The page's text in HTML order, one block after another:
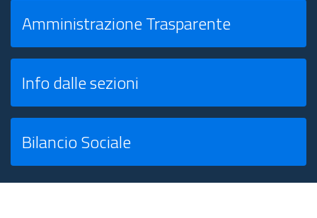
Amministrazione Trasparente
Info dalle sezioni
Bilancio Sociale